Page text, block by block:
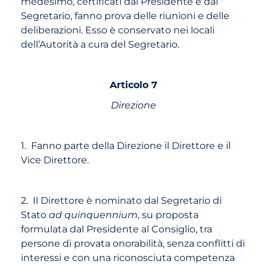
Segretario, fanno prova delle riunioni e delle
deliberazioni. Esso è conservato nei locali
dell’Autorità a cura del Segretario.
Articolo 7
Direzione
1. Fanno parte della Direzione il Direttore e il
Vice Direttore.
2. Il Direttore è nominato dal Segretario di
Statoad quinquennium, su proposta
formulata dal Presidente al Consiglio, tra
persone di provata onorabilità, senza conflitti di
interessi e con una riconosciuta competenza